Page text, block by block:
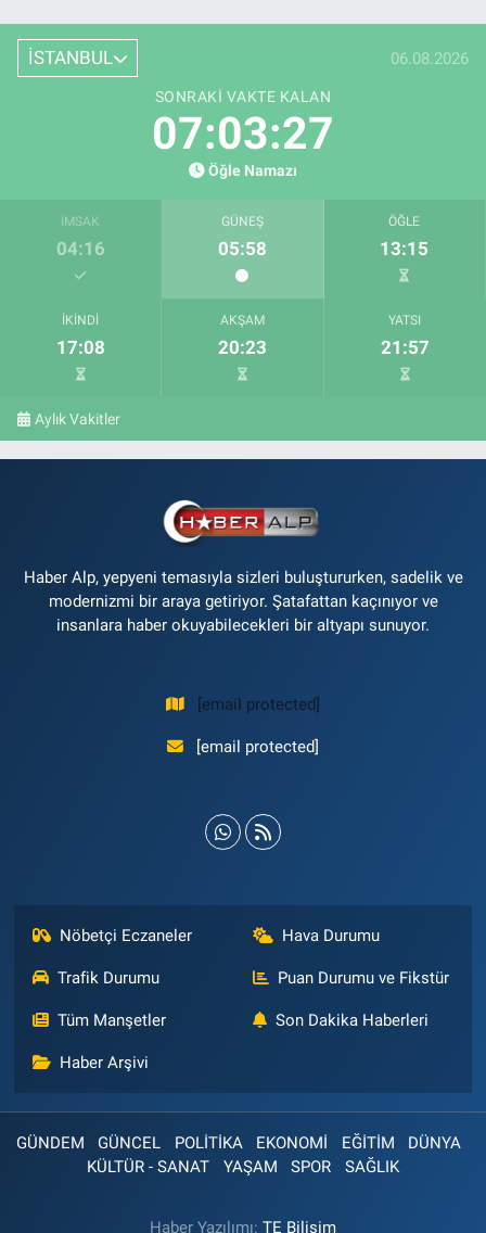
İSTANBUL 06.08.2026
SONRAKI VAKTE KALAN
07:03:26
Öğle Namazı
İMSAK
04:16
GÜNEŞ
05:58
ÖĞLE
13:15
İKINDI
17:08
AKŞAM
20:23
YATSI
21:57
Aylık Vakitler
Haber Alp, yepyeni temasıyla sizleri buluştururken, sadelik ve
modernizmi bir araya getiriyor. Şatafattan kaçınıyor ve
insanlara haber okuyabilecekleri bir altyapı sunuyor.
[email protected]
[email protected]
Nöbetçi Eczaneler Hava Durumu
Trafik Durumu Puan Durumu ve Fikstür
Tüm Manşetler Son Dakika Haberleri
Haber Arşivi
GÜNDEM GÜNCEL POLİTİKA EKONOMİ EĞİTİM
DÜNYA
KÜLTÜR - SANAT
YAŞAM SPOR SAĞLIK
Haber Yazılımı: TE Bilişim